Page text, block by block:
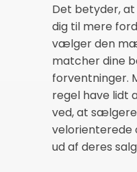
Det betyder,
dig til mere
vælger den
matcher dine
forventninger.
regel have lidt
ved, at sælgere
velorienterede
ud af deres